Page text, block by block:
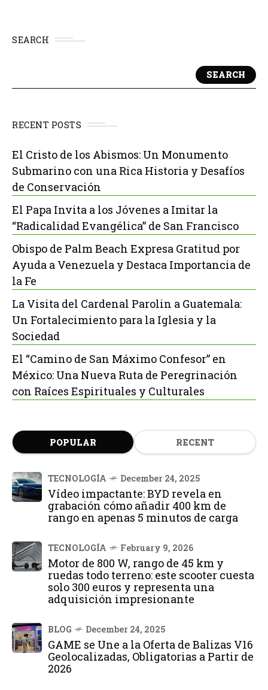
SEARCH
SEARCH
RECENT POSTS
El Cristo de los Abismos: Un Monumento
Submarino con una Rica Historia y Desafíos
de Conservación
El Papa Invita a los Jóvenes a Imitar la
“Radicalidad Evangélica” de San Francisco
Obispo de Palm Beach Expresa Gratitud por
Ayuda a Venezuela y Destaca Importancia de
la Fe
La Visita del Cardenal Parolin a Guatemala:
Un Fortalecimiento para la Iglesia y la
Sociedad
El “Camino de San Máximo Confesor” en
México: Una Nueva Ruta de Peregrinación
con Raíces Espirituales y Culturales
POPULAR RECENT
TECNOLOGÍA December 24, 2025
Vídeo impactante: BYD revela en
grabación cómo añadir 400 km de
rango en apenas 5 minutos de carga
TECNOLOGÍA February 9, 2026
Motor de 800 W, rango de 45 km y
ruedas todo terreno: este scooter cuesta
solo 300 euros y representa una
adquisición impresionante
BLOG December 24, 2025
GAME se Une a la Oferta de Balizas V16
Geolocalizadas, Obligatorias a Partir de
2026